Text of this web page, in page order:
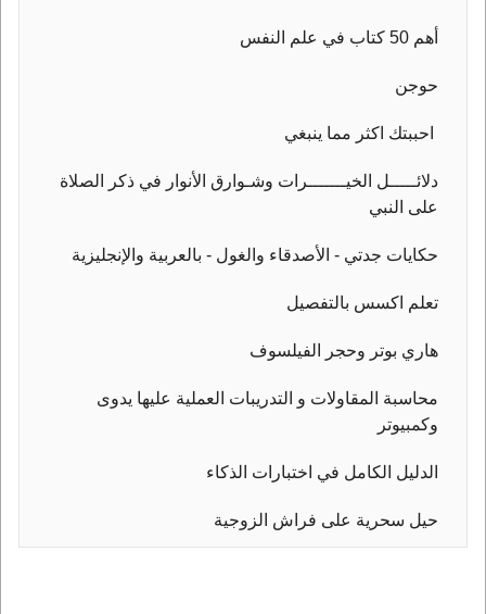
أهم 50 كتاب في علم النفس
حوجن
احببتك اكثر مما ينبغي
دلائـــــل الخيـــــــرات وشـوارق الأنوار في ذكر الصلاة
على النبي
حكايات جدتي - الأصدقاء والغول - بالعربية والإنجليزية
تعلم اكسس بالتفصيل
هاري بوتر وحجر الفيلسوف
محاسبة المقاولات و التدريبات العملية عليها يدوى
وكمبيوتر
الدليل الكامل في اختبارات الذكاء
حيل سحرية على فراش الزوجية